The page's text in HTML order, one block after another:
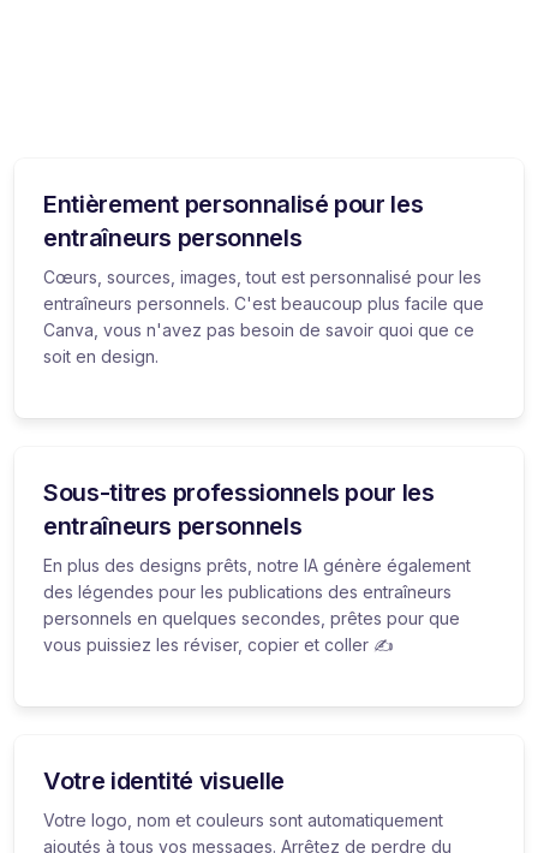
Entièrement personnalisé pour les
entraîneurs personnels
Cœurs, sources, images, tout est personnalisé pour les
entraîneurs personnels. C'est beaucoup plus facile que
Canva, vous n'avez pas besoin de savoir quoi que ce
soit en design.
Sous-titres professionnels pour les
entraîneurs personnels
En plus des designs prêts, notre IA génère également
des légendes pour les publications des entraîneurs
personnels en quelques secondes, prêtes pour que
vous puissiez les réviser, copier et coller ✍️
Votre identité visuelle
Votre logo, nom et couleurs sont automatiquement
ajoutés à tous vos messages. Arrêtez de perdre du